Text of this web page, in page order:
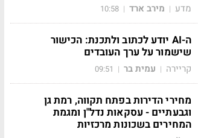
מדע | מירב ארד |
10:58
ה-AI יודע לכתוב ולתכנת: הכישור
שישמור על ערך העובדים
קריירה | עמית בר |
09:51
מחירי הדירות בפתח תקווה, רמת גן
וגבעתיים - עסקאות נדל"ן ומגמת
המחירים בשכונות מרכזיות